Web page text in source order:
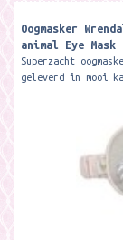
Oogmasker
animal Eye Mask
Superzacht
geleverd in mooi